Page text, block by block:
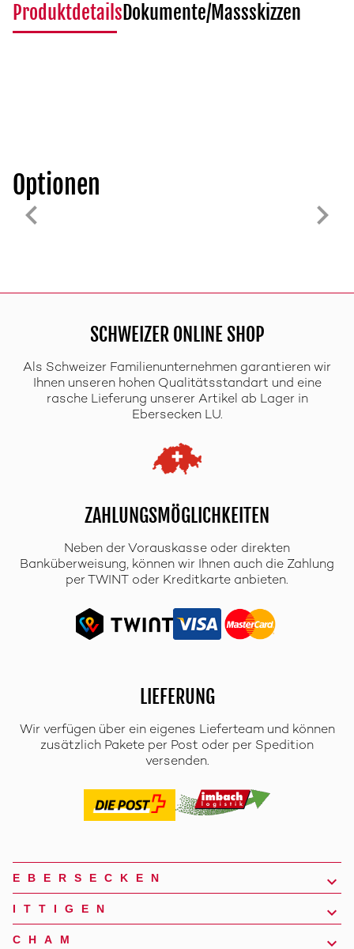
ProduktdetailsDokumente/Massskizzen
Optionen
SCHWEIZER ONLINE SHOP
Als Schweizer Familienunternehmen garantieren wir
Ihnen unseren hohen Qualitätsstandart und eine
rasche Lieferung unserer Artikel ab Lager in
Ebersecken LU.
ZAHLUNGSMÖGLICHKEITEN
Neben der Vorauskasse oder direkten
Banküberweisung, können wir Ihnen auch die Zahlung
per TWINT oder Kreditkarte anbieten.
LIEFERUNG
Wir verfügen über ein eigenes Lieferteam und können
zusätzlich Pakete per Post oder per Spedition
versenden.
EBERSECKEN
ITTIGEN
CHAM